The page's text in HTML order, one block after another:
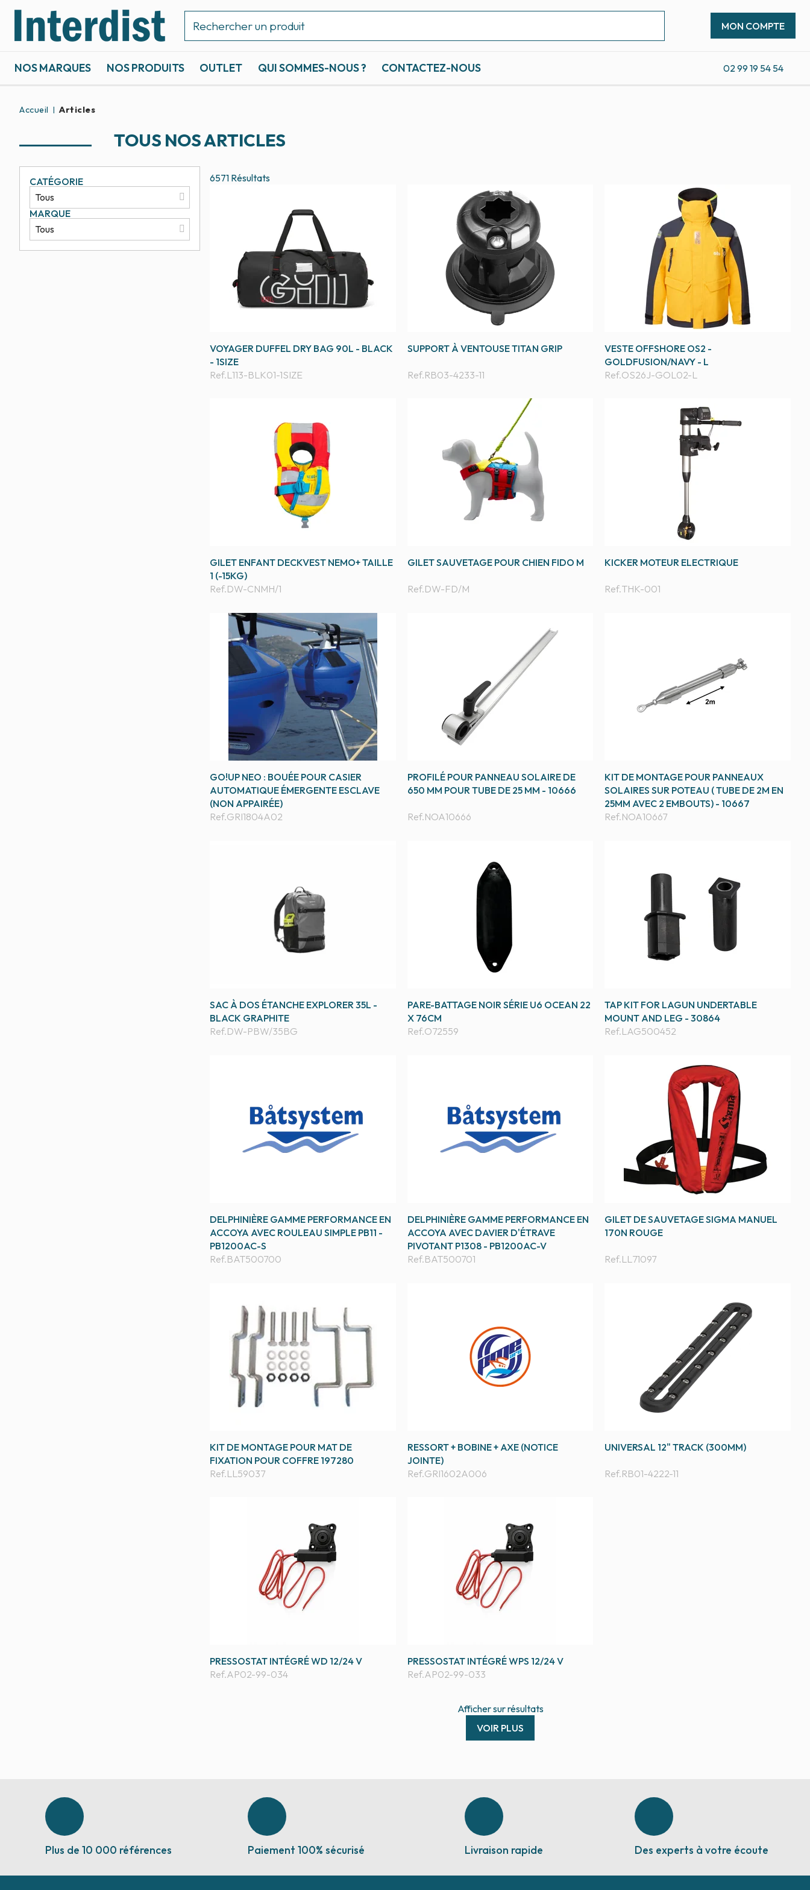
NOS MARQUES NOS PRODUITS OUTLET QUI SOMMES-NOUS ? CONTACTEZ-NOUS
MON COMPTE
02 99 19 54 54
Accueil Articles
TOUS NOS ARTICLES
CATÉGORIE
MARQUE
6571 Résultats
VOYAGER DUFFEL DRY BAG 90L - BLACK
- 1SIZE
Ref.L113-BLK01-1SIZE
SUPPORT À VENTOUSE TITAN GRIP
Ref.RB03-4233-11
VESTE OFFSHORE OS2 -
GOLDFUSION/NAVY - L
Ref.OS26J-GOL02-L
GILET ENFANT DECKVEST NEMO+ TAILLE
1 (-15KG)
Ref.DW-CNMH/1
GILET SAUVETAGE POUR CHIEN FIDO M
Ref.DW-FD/M
KICKER MOTEUR ELECTRIQUE
Ref.THK-001
GO!UP NEO : BOUÉE POUR CASIER
AUTOMATIQUE ÉMERGENTE ESCLAVE
(NON APPAIRÉE)
Ref.GRI1804A02
PROFILÉ POUR PANNEAU SOLAIRE DE
650 MM POUR TUBE DE 25 MM - 10666
Ref.NOA10666
KIT DE MONTAGE POUR PANNEAUX
SOLAIRES SUR POTEAU ( TUBE DE 2M EN
25MM AVEC 2 EMBOUTS) - 10667
Ref.NOA10667
SAC À DOS ÉTANCHE EXPLORER 35L -
BLACK GRAPHITE
Ref.DW-PBW/35BG
PARE-BATTAGE NOIR SÉRIE U6 OCEAN 22
X 76CM
Ref.O72559
TAP KIT FOR LAGUN UNDERTABLE
MOUNT AND LEG - 30864
Ref.LAG500452
DELPHINIÈRE GAMME PERFORMANCE EN
ACCOYA AVEC ROULEAU SIMPLE PB11 -
PB1200AC-S
Ref.BAT500700
DELPHINIÈRE GAMME PERFORMANCE EN
ACCOYA AVEC DAVIER D'ÉTRAVE
PIVOTANT P1308 - PB1200AC-V
Ref.BAT500701
GILET DE SAUVETAGE SIGMA MANUEL
170N ROUGE
Ref.LL71097
KIT DE MONTAGE POUR MAT DE
FIXATION POUR COFFRE 197280
Ref.LL59037
RESSORT + BOBINE + AXE (NOTICE
JOINTE)
Ref.GRI1602A006
UNIVERSAL 12" TRACK (300MM)
Ref.RB01-4222-11
PRESSOSTAT INTÉGRÉ WD 12/24 V
Ref.AP02-99-034
PRESSOSTAT INTÉGRÉ WPS 12/24 V
Ref.AP02-99-033
Affichersurrésultats
VOIR PLUS
Plus de 10 000 références Paiement 100% sécurisé Livraison rapide Des experts à votre écoute